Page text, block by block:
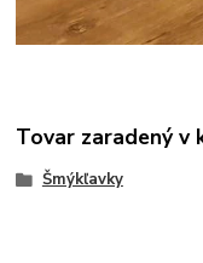
Tovar zaradený v
Šmýkľavky